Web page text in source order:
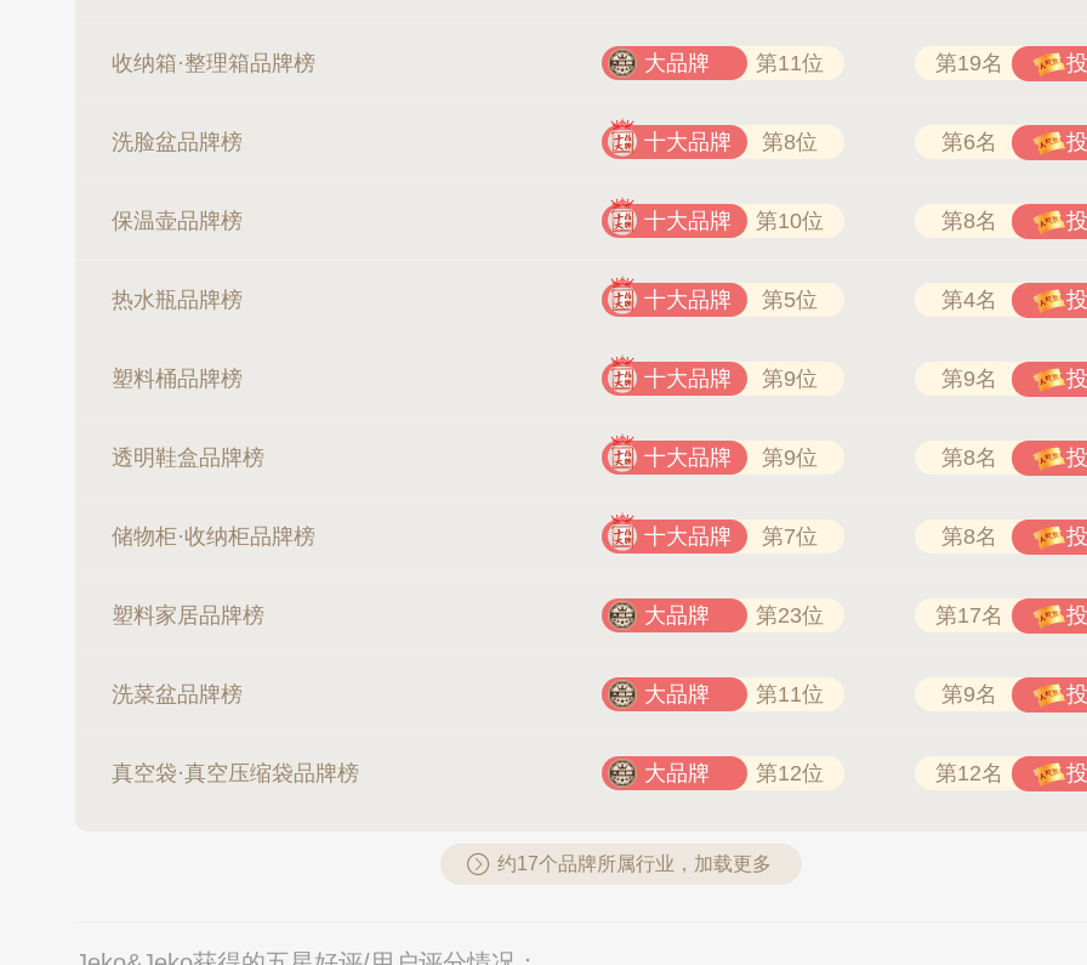
收纳箱·整理箱品牌榜 大品牌 第11位 第19名
洗脸盆品牌榜 十大品牌 第8位 第6名
保温壶品牌榜 十大品牌 第10位 第8名
热水瓶品牌榜 十大品牌 第5位 第4名
塑料桶品牌榜 十大品牌 第9位 第9名
透明鞋盒品牌榜 十大品牌 第9位 第8名
储物柜·收纳柜品牌榜 十大品牌 第7位 第8名
塑料家居品牌榜 大品牌 第23位 第17名
洗菜盆品牌榜 大品牌 第11位 第9名
真空袋·真空压缩袋品牌榜 大品牌 第12位 第12名
约17个品牌所属行业，加载更多
万嘉WANJIA 400-861-6677 欧陆OULU 0760-23220123